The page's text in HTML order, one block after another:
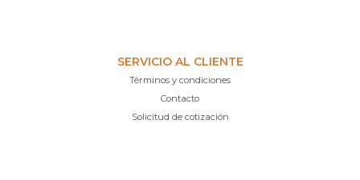
SERVICIO AL CLIENTE
Términos y condiciones
Contacto
Solicitud de cotización